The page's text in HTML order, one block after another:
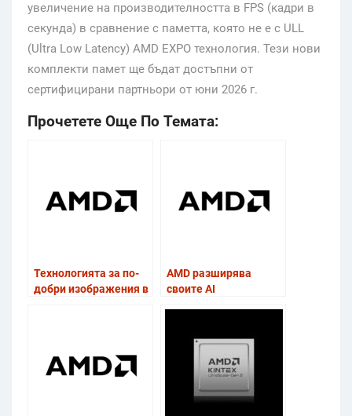
увеличение на производителността в FPS (кадри в
секунда) в сравнение с паметта, която не е с ULL
(Ultra Low Latency) AMD EXPO технология. Тези нови
комплекти памет ще бъдат достъпни от
сертифицирани партньори от юни 2026 г.
Прочетете Още По Темата:
Технологията за по-
добри изображения в
AMD разширява
своите AI
графичните карти и
CES 2026